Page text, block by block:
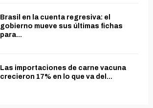
Brasil en la cuenta regresiva: el
gobierno mueve sus últimas fichas
para...
Las importaciones de carne vacuna
crecieron 17% en lo que va del...